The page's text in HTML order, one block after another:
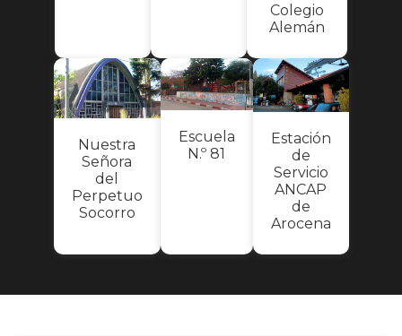
Colegio
Alemán
Nuestra
Señora
del
Perpetuo
Socorro
Escuela
N.º 81
Estación
de
Servicio
ANCAP
de
Arocena